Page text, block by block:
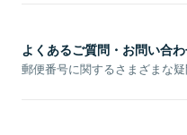
よくあるご質問・お問い合
郵便番号に関するさまざまな疑